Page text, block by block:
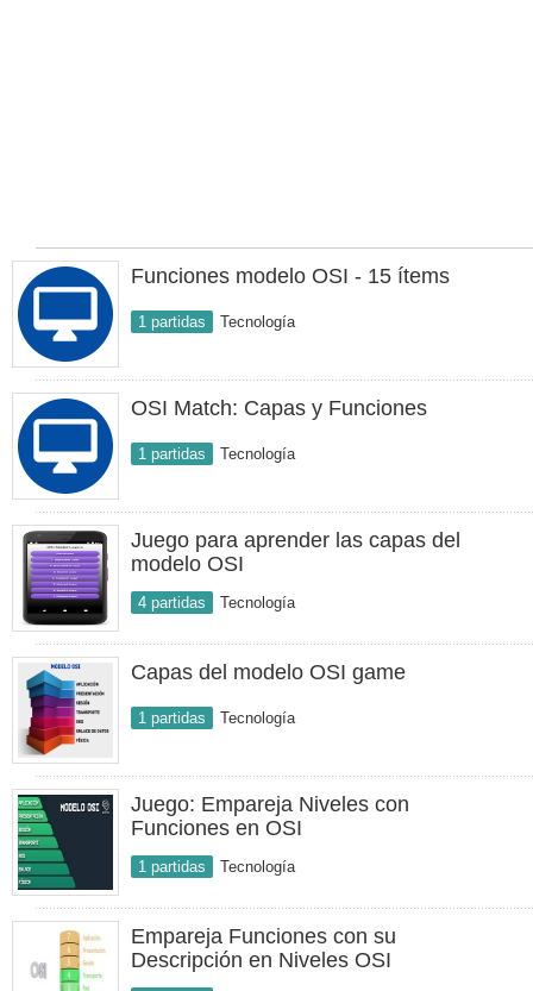
Funciones modelo OSI - 15 ítems
1 partidas Tecnología
OSI Match: Capas y Funciones
1 partidas Tecnología
Juego para aprender las capas del
modelo OSI
4 partidas Tecnología
Capas del modelo OSI game
1 partidas Tecnología
Juego: Empareja Niveles con
Funciones en OSI
1 partidas Tecnología
Empareja Funciones con su
Descripción en Niveles OSI